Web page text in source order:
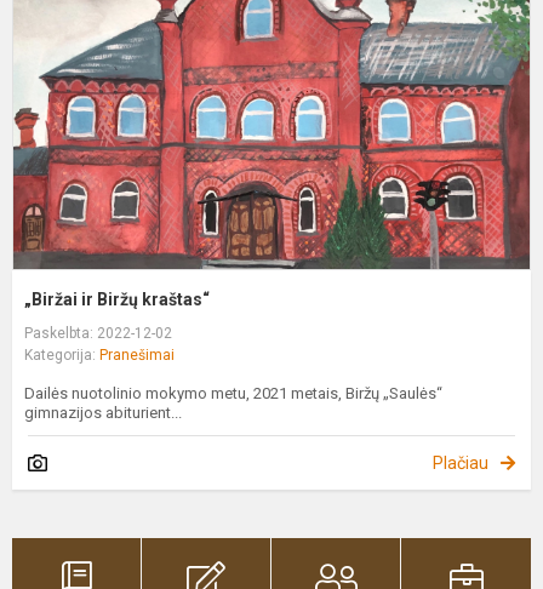
„Biržai ir Biržų kraštas“
Paskelbta: 2022-12-02
Kategorija: Pranešimai
Dailės nuotolinio mokymo metu, 2021 metais, Biržų „Saulės“
gimnazijos abiturient...
Plačiau